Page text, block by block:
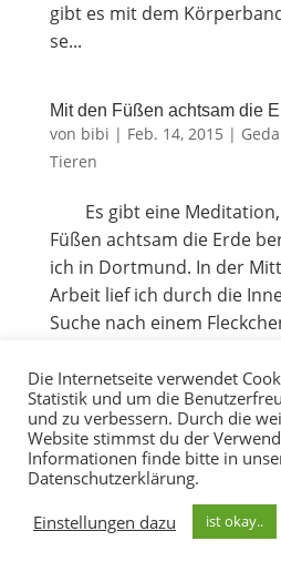
gibt es mit dem
se...
Mit den Füßen acht­sam die
von bibi | Feb. 14, 2015 |
Tieren
Es gibt eine Medi­ta­ti­on,
Füßen acht­sam die Erde
ich in Dort­mund. In der
Arbeit lief ich durch die
Suche nach einem
© Tiereakademie
+49(0)178 58 33 297
AGBs
Die Internetseite verwendet
Statistik und um die
und zu verbessern. Durch die
Website stimmst du der
Informationen finde bitte in
Datenschutzerklärung.
Einstellungen dazu
ist okay..